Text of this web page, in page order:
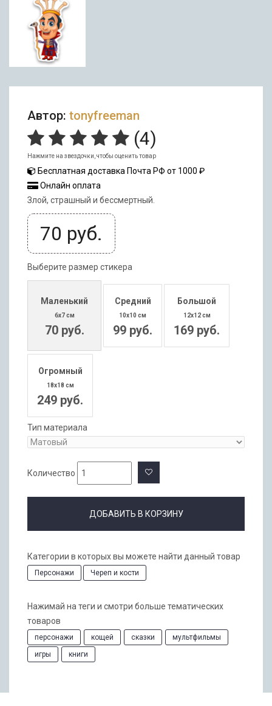
Автор: tonyfreeman
(4)
Нажмите на звездочки, чтобы оценить товар
Бесплатная доставка Почта РФ от 1000 ₽
Онлайн оплата
Злой, страшный и бессмертный.
70 руб.
Выберите размер стикера
Маленький
6x7 см
70 руб.
Средний
10x10 см
99 руб.
Большой
12x12 см
169 руб.
Огромный
18x18 см
249 руб.
Тип материала
Количество
ДОБАВИТЬ В КОРЗИНУ
Категории в которых вы можете найти данный товар
Персонажи Череп и кости
Нажимай на теги и смотри больше тематических
товаров
персонажи кощей сказки
мультфильмы
игры
книги